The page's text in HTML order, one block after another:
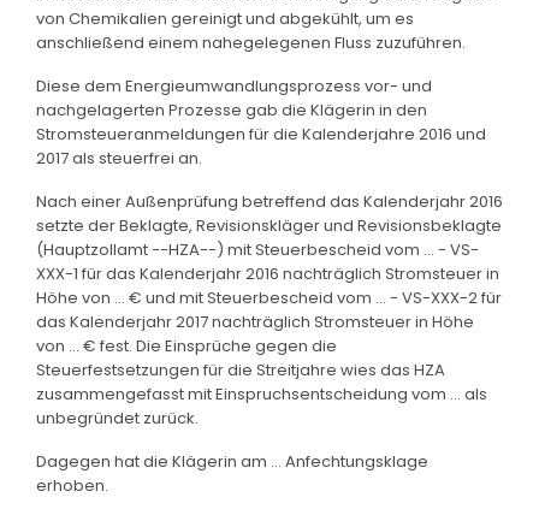
von Chemikalien gereinigt und abgekühlt, um es
anschließend einem nahegelegenen Fluss zuzuführen.
Diese dem Energieumwandlungsprozess vor- und
nachgelagerten Prozesse gab die Klägerin in den
Stromsteueranmeldungen für die Kalenderjahre 2016 und
2017 als steuerfrei an.
Nach einer Außenprüfung betreffend das Kalenderjahr 2016
setzte der Beklagte, Revisionskläger und Revisionsbeklagte
(Hauptzollamt --HZA--) mit Steuerbescheid vom ... - VS-
XXX-1 für das Kalenderjahr 2016 nachträglich Stromsteuer in
Höhe von ... € und mit Steuerbescheid vom ... - VS-XXX-2 für
das Kalenderjahr 2017 nachträglich Stromsteuer in Höhe
von ... € fest. Die Einsprüche gegen die
Steuerfestsetzungen für die Streitjahre wies das HZA
zusammengefasst mit Einspruchsentscheidung vom ... als
unbegründet zurück.
Dagegen hat die Klägerin am ... Anfechtungsklage
erhoben.